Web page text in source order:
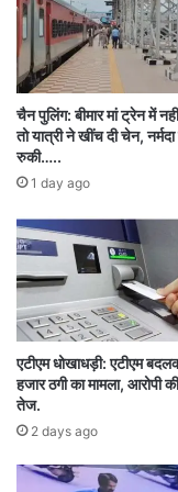
पति-पत्नी की एक
संतुलन और
स्थानांतरण आदेश
स्तर पर निर्धारित
तिथि को आदेश की
करना होगा।
सभी जिला स्तरीय
2025 से समाप्त
आवश्यकता होगी
किया जा सकेगा।
स्थानांतरण के विरूद्ध
अभ्यावेदन किया
चैन पुलिंग: बीमार मां ट्रेन में
तो यात्री ने खींच दी चेन,
रुकी…..
1 day ago
एटीएम धोखाधड़ी: एटीएम
हजार ठगी का मामला, आरोपी
तेज.
2 days ago